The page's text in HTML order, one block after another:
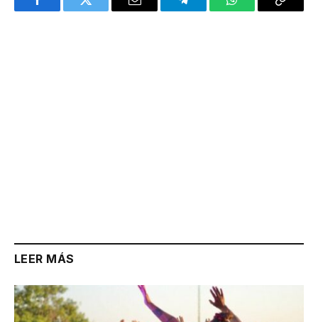
FacebookTwitter Email TelegramWhatsAppCopy
LEER MÁS